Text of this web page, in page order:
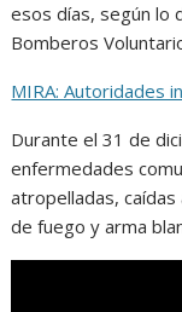
esos días, según lo
Bomberos
MIRA: Autoridades
Durante el 31 de
enfermedades
atropelladas,
de fuego y arma